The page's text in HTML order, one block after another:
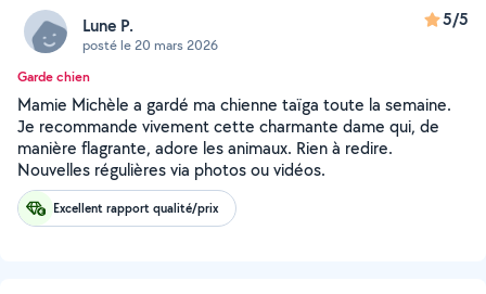
Lune P.
posté le 20 mars 2026
5/5
Garde chien
Mamie Michèle a gardé ma chienne taïga toute la semaine.
Je recommande vivement cette charmante dame qui, de
manière flagrante, adore les animaux. Rien à redire.
Nouvelles régulières via photos ou vidéos.
Excellent rapport qualité/prix